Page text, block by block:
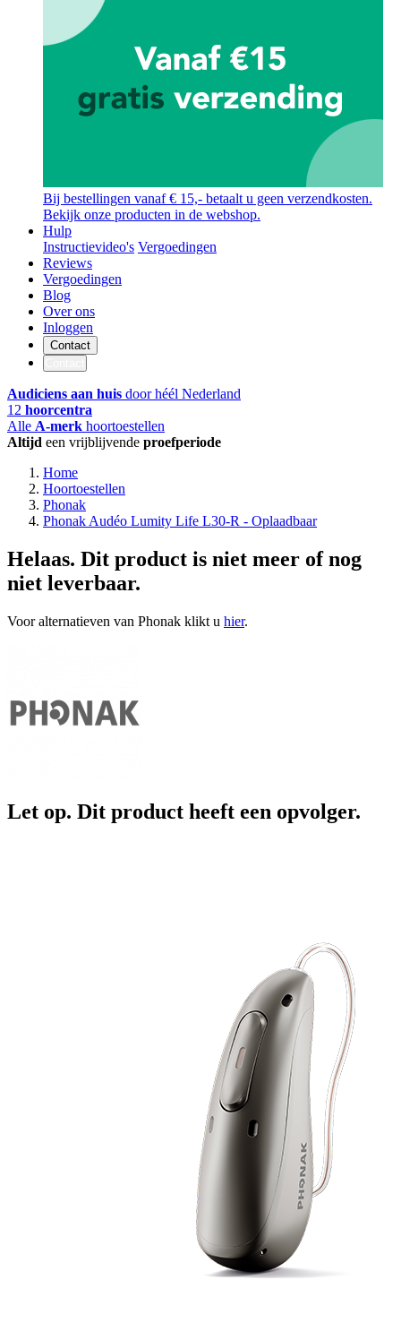
Bij bestellingen vanaf € 15,- betaalt u geen verzendkosten.
Bekijk onze producten in de webshop.
Hulp
Instructievideo's Vergoedingen
Reviews
Vergoedingen
Blog
Over ons
Inloggen
Contact
Audiciens aan huis door héél Nederland
12 hoorcentra
Alle A-merk hoortoestellen
Altijd een vrijblijvende proefperiode
Home
Hoortoestellen
Phonak
Phonak Audéo Lumity Life L30-R - Oplaadbaar
Helaas. Dit product is niet meer of nog
niet leverbaar.
Voor alternatieven van Phonak klikt u hier.
Let op. Dit product heeft een opvolger.